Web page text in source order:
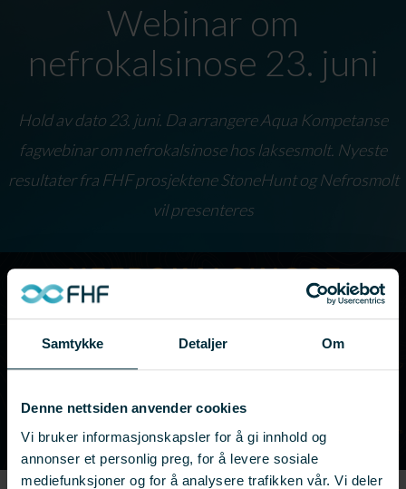
Samtykke Detaljer Om
Denne nettsiden anvender cookies
Vi bruker informasjonskapsler for å gi innhold og
annonser et personlig preg, for å levere sosiale
mediefunksjoner og for å analysere trafikken vår. Vi deler
Webinar om
nefrokalsinose 23. juni
Hold av dato 23. juni. Da arrangere Aqua Kompetanse
fagwebinar om nefrokalsinose hos laksesmolt. Nyeste
resultater fra FHF prosjektene StoneHunt og Nefrosmolt
vil presenteres